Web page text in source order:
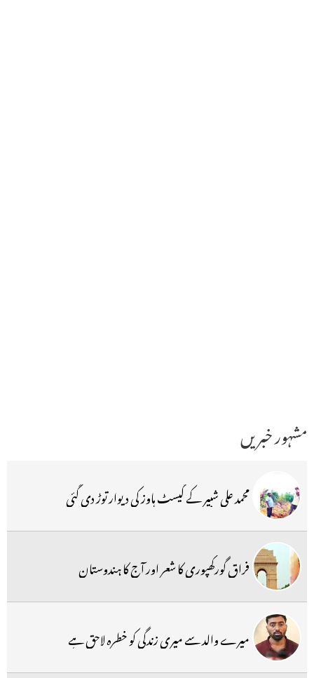
مشہور خبریں
محمد علی شبیر کے گیسٹ ہاوز کی دیوار توڑ دی گئی
فراق گورکھپوری کا شعر اور آج کا ہندوستان
میرے والد سے میری زندگی کو خطرہ لاحق ہے